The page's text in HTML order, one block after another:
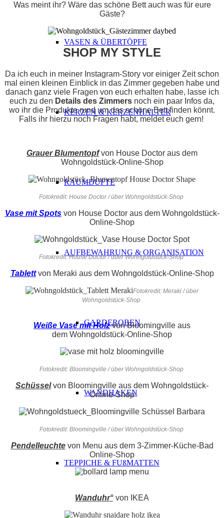
VASEN & ÜBERTÖPFE
KERZEN & KERZENHALTER
RAUMDÜFTE
AUFBEWAHRUNG & ORGANISATION
GARDEROBEN
WANDHAKEN
TEPPICHE & FUßMATTEN
Was meint ihr? Wäre das schöne Bett auch was für eure
Gäste?
SHOP MY STYLE
Da ich euch in meiner Instagram-Story vor einiger Zeit schon
mal einen kleinen Einblick in das Zimmer gegeben habe und
danach ganz viele Fragen von euch erhalten habe, lasse ich
euch zu den Details des Zimmers noch ein paar Infos da,
wo ihr die Produkte rund um das schöne Bett finden könnt.
Falls ihr hierzu noch Fragen habt, meldet euch gern!
Grauer Blumentopfvon House Doctor aus dem
Wohngoldstück-Online-Shop
Fotokredit: House Doctor / über Wohngoldstück-Shop
Vase mit Spotsvon House Doctor aus dem Wohngoldstück-
Online-Shop
Fotokredit: House Doctor / über Wohngoldstück-Shop
Tablettvon Meraki aus dem Wohngoldstück-Online-Shop
Fotokredit: Meraki / über
Wohngoldstück-Shop
Weiße Vase mit Holzvon Bloomingville aus
dem Wohngoldstück-Online-Shop
Fotokredit: Bloomingville / über Wohngoldstück-Shop
Schüsselvon Bloomingville aus dem Wohngoldstück-
Online-Shop
Fotokredit: Bloomingville / über Wohngoldstück-Shop
Pendelleuchtevon Menu aus dem 3-Zimmer-Küche-Bad
Online-Shop
Wanduhr° von IKEA